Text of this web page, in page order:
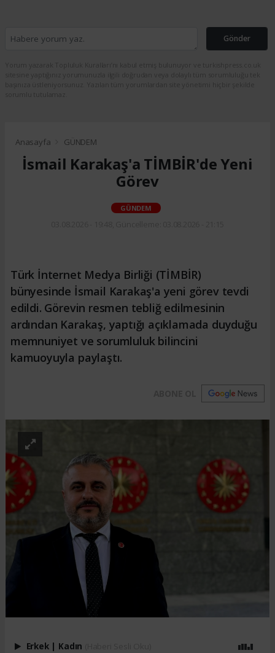
Gönder
Anasayfa GÜNDEM
İsmail Karakaş'a TİMBİR'de Yeni
Görev
GÜNDEM
Türk İnternet Medya Birliği (TİMBİR)
bünyesinde İsmail Karakaş'a yeni görev tevdi
edildi. Görevin resmen tebliğ edilmesinin
ardından Karakaş, yaptığı açıklamada duyduğu
memnuniyet ve sorumluluk bilincini
kamuoyuyla paylaştı.
Erkek | Kadın